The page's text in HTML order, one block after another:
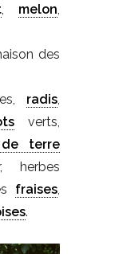
melon
des
radis
verts,
de terre
herbes
fraises
.